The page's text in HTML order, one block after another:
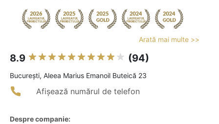
Arată mai multe >>
8.9 (94)
Bucureşti, Aleea Marius Emanoil Buteică 23
Afișează numărul de telefon
Despre companie: